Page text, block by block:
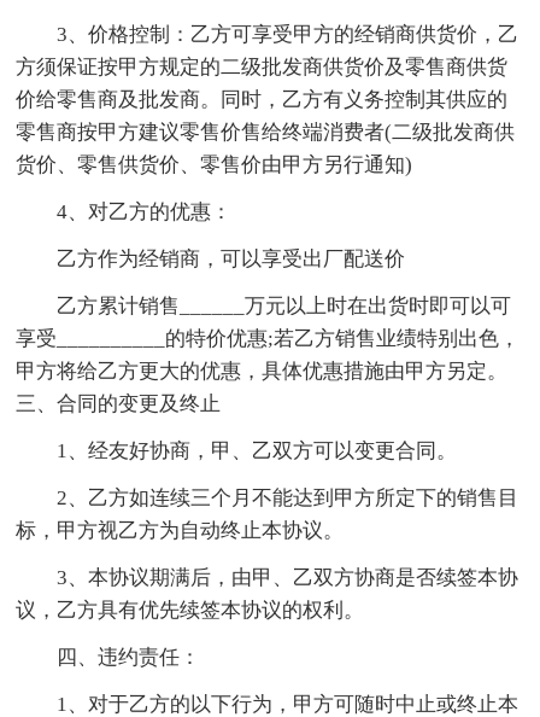
3、价格控制：乙方可享受甲方的经销商供货价，乙
方须保证按甲方规定的二级批发商供货价及零售商供货
价给零售商及批发商。同时，乙方有义务控制其供应的
零售商按甲方建议零售价售给终端消费者(二级批发商供
货价、零售供货价、零售价由甲方另行通知)
4、对乙方的优惠：
乙方作为经销商，可以享受出厂配送价
乙方累计销售______万元以上时在出货时即可以可
享受__________的特价优惠;若乙方销售业绩特别出色，
甲方将给乙方更大的优惠，具体优惠措施由甲方另定。
三、合同的变更及终止
1、经友好协商，甲、乙双方可以变更合同。
2、乙方如连续三个月不能达到甲方所定下的销售目
标，甲方视乙方为自动终止本协议。
3、本协议期满后，由甲、乙双方协商是否续签本协
议，乙方具有优先续签本协议的权利。
四、违约责任：
1、对于乙方的以下行为，甲方可随时中止或终止本